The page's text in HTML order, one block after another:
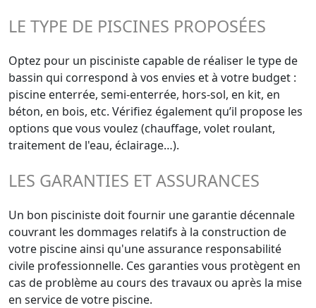
LE TYPE DE PISCINES PROPOSÉES
Optez pour un pisciniste capable de réaliser le type de
bassin qui correspond à vos envies et à votre budget :
piscine enterrée, semi-enterrée, hors-sol, en kit, en
béton, en bois, etc. Vérifiez également qu’il propose les
options que vous voulez (chauffage, volet roulant,
traitement de l'eau, éclairage…).
LES GARANTIES ET ASSURANCES
Un bon pisciniste doit fournir une garantie décennale
couvrant les dommages relatifs à la construction de
votre piscine ainsi qu'une assurance responsabilité
civile professionnelle. Ces garanties vous protègent en
cas de problème au cours des travaux ou après la mise
en service de votre piscine.